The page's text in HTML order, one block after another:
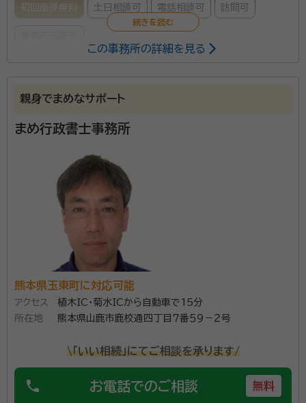
初回面談無料 土日相談可 電話相談可 訪問可
大坪 憲司
行政書士、福岡県久留米市出身 福岡大学商学部第二部
び申請手続の代行は、お任せください。
所属団体：熊本県行政書士会
この事務所の詳細を見る
親身でまめなサポート
まめ行政書士事務所
熊本県玉東町に対応可能
アクセス
植木IC・菊水ICから自動車で15分
所在地
熊本県山鹿市鹿校通四丁目７番５９－２号
\「いい相続」にてご相談を承ります/
phone お電話でのご相談 無料